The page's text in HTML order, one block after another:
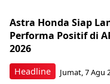
Headline
Astra Honda Siap
Performa Positif di
2026
Jumat, 7 Agu